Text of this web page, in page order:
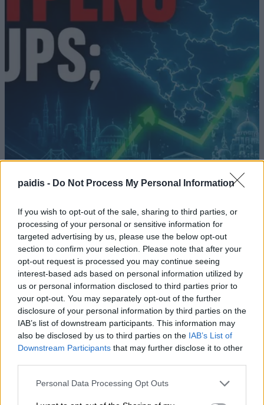
paidis - Do Not Process My Personal Information
If you wish to opt-out of the sale, sharing to third parties, or
processing of your personal or sensitive information for
targeted advertising by us, please use the below opt-out
section to confirm your selection. Please note that after your
opt-out request is processed you may continue seeing
interest-based ads based on personal information utilized by
us or personal information disclosed to third parties prior to
your opt-out. You may separately opt-out of the further
disclosure of your personal information by third parties on the
IAB’s list of downstream participants. This information may
also be disclosed by us to third parties on the IAB’s List of
Downstream Participants that may further disclose it to other
Personal Data Processing Opt Outs
Η Ελλάδα χάνει το τρένο των
startups: Εκτός Top 50 την ώρα που
Κύπρος, Τουρκία, Ρουμανία,
Βουλγαρία, Βόρεια Μακεδονία και
Αλβανία επιταχύνουν